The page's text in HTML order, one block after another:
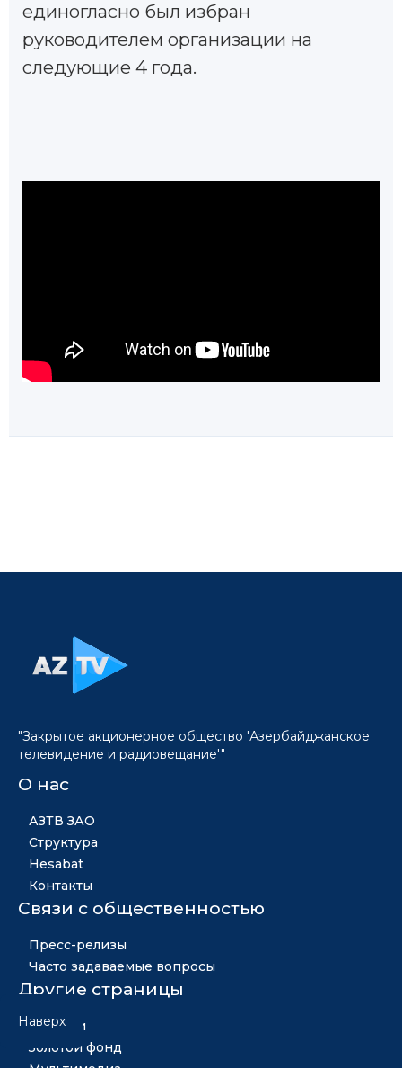
единогласно был избран
руководителем организации на
следующие 4 года.
"Закрытое акционерное общество 'Азербайджанское
телевидение и радиовещание'"
О нас
АЗТВ ЗАО
Структура
Hesabat
Контакты
Связи с общественностью
Пресс-релизы
Часто задаваемые вопросы
Другие страницы
Новости
Золотой фонд
Наверх